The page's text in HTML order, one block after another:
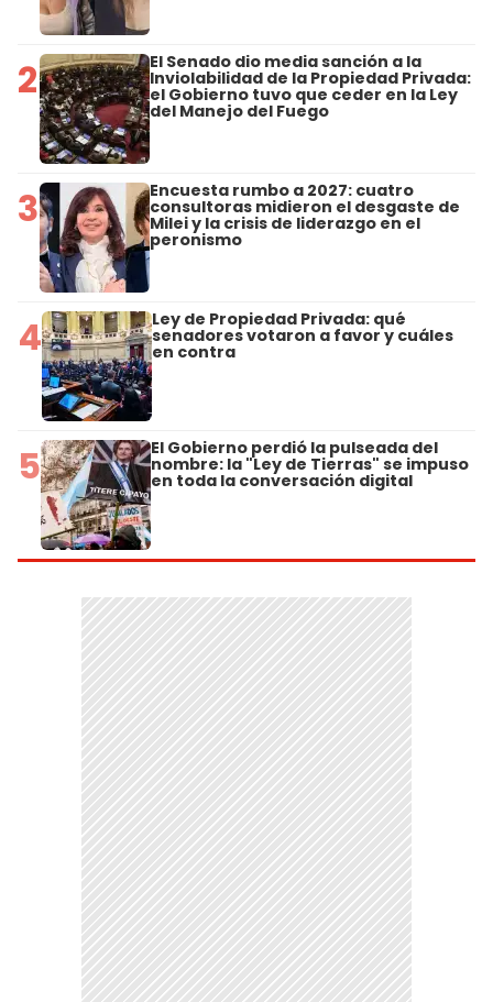
2 El Senado dio media sanción a la
Inviolabilidad de la Propiedad Privada:
el Gobierno tuvo que ceder en la Ley
del Manejo del Fuego
3 Encuesta rumbo a 2027: cuatro
consultoras midieron el desgaste de
Milei y la crisis de liderazgo en el
peronismo
4 Ley de Propiedad Privada: qué
senadores votaron a favor y cuáles
en contra
5 El Gobierno perdió la pulseada del
nombre: la "Ley de Tierras" se impuso
en toda la conversación digital